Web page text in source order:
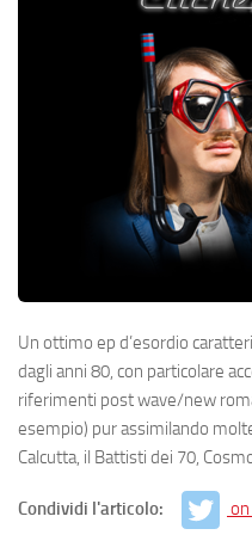
Un ottimo ep d’esordio
dagli anni 80, con particolare
riferimenti post wave/new
esempio) pur assimilando
Calcutta, il Battisti dei 70,
Condividi l'articolo: